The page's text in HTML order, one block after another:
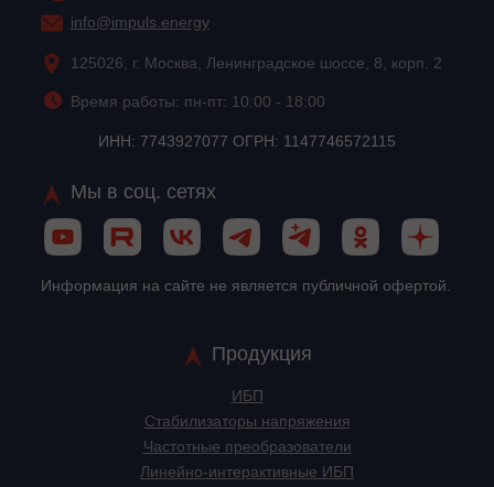
info@impuls.energy
125026, г. Москва, Ленинградское шоссе, 8, корп. 2
Время работы: пн-пт: 10:00 - 18:00
ИНН: 7743927077 ОГРН: 1147746572115
Мы в соц. сетях
Информация на сайте не является публичной офертой.
Продукция
ИБП
Стабилизаторы напряжения
Частотные преобразователи
Линейно-интерактивные ИБП